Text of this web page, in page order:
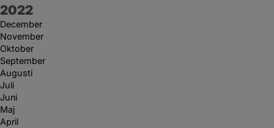
År:
2022
December
November
Oktober
September
Augusti
Juli
Juni
Maj
April